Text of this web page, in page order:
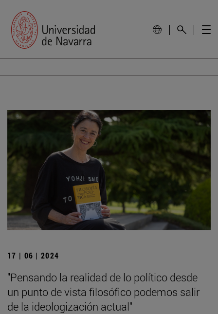
17 | 06 | 2024
"Pensando la realidad de lo político desde
un punto de vista filosófico podemos salir
de la ideologización actual"